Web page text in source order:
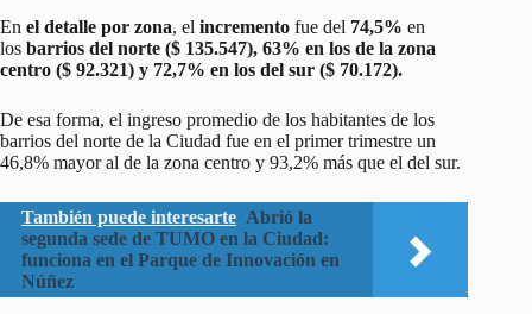
En el detalle por zona, el incremento fue del 74,5% en
los barrios del norte ($ 135.547), 63% en los de la zona
centro ($ 92.321) y 72,7% en los del sur ($ 70.172).
De esa forma, el ingreso promedio de los habitantes de los
barrios del norte de la Ciudad fue en el primer trimestre un
46,8% mayor al de la zona centro y 93,2% más que el del sur.
También puede interesarte Abrió la
segunda sede de TUMO en la Ciudad:
funciona en el Parque de Innovación en
Núñez